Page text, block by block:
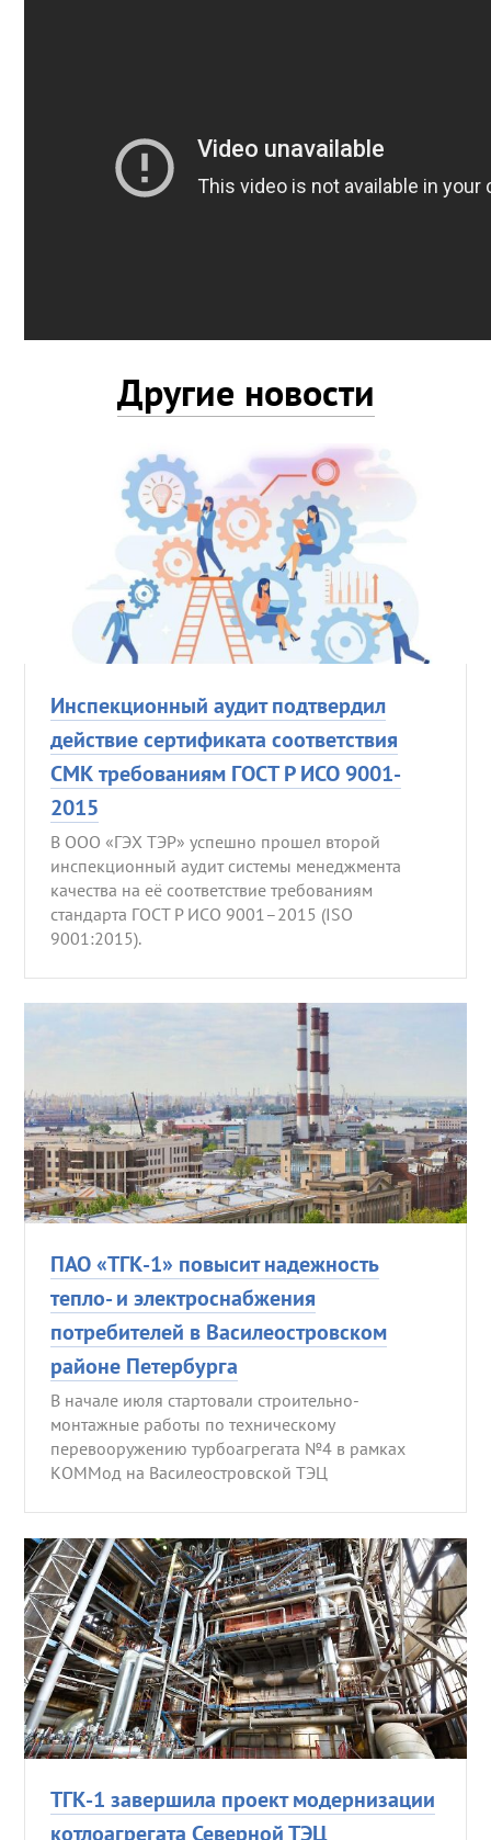
Другие новости
Инспекционный аудит подтвердил
действие сертификата соответствия
СМК требованиям ГОСТ Р ИСО 9001-
2015
В ООО «ГЭХ ТЭР» успешно прошел второй
инспекционный аудит системы менеджмента
качества на её соответствие требованиям
стандарта ГОСТ Р ИСО 9001–2015 (ISO
9001:2015).
ПАО «ТГК-1» повысит надежность
тепло- и электроснабжения
потребителей в Василеостровском
районе Петербурга
В начале июля стартовали строительно-
монтажные работы по техническому
перевооружению турбоагрегата №4 в рамках
КОММод на Василеостровской ТЭЦ
ТГК-1 завершила проект модернизации
котлоагрегата Северной ТЭЦ